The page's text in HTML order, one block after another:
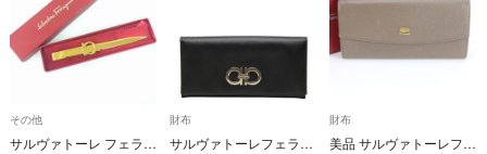
その他
サルヴァトーレ フェラガモ ペーパーナイフ ゴールドカラー イタリア製
財布
サルヴァトーレフェラガモ ガンチーニ 長財布 レザー レディース Salvatore Ferragamo 【1-0280958】
財布
美品 サルヴァトーレフェラガモ 0719318 レザー 長財布 ウォレット 本革 ブラウン 茶色 ブランド レディース RNM DV14-5